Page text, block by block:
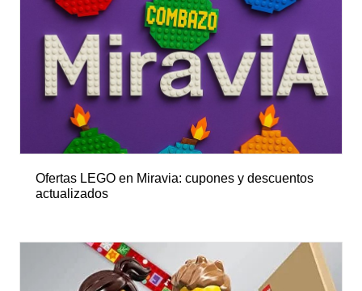
Ofertas LEGO en Miravia: cupones y descuentos
actualizados